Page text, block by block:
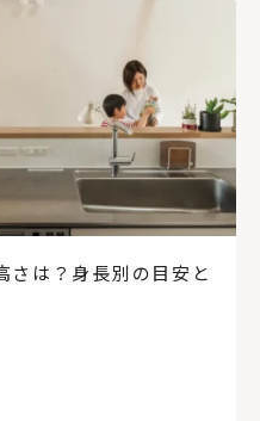
さは？身長別の目安と